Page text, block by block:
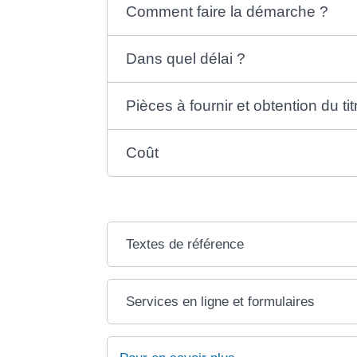
Comment faire la démarche ?
Dans quel délai ?
Pièces à fournir et obtention du
Coût
Textes de référence
Services en ligne et formulaires